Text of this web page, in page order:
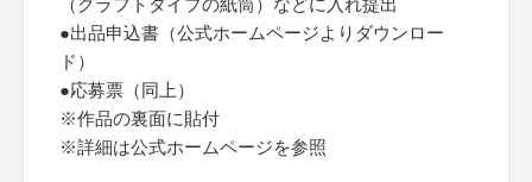
（クラフトタイプの紙筒）などに入れ提出
●出品申込書（公式ホームページよりダウンロー
ド）
●応募票（同上）
※作品の裏面に貼付
※詳細は公式ホームページを参照